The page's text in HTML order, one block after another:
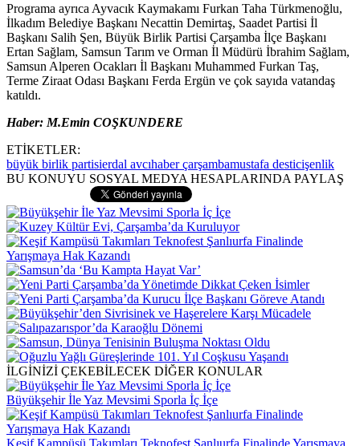
Programa ayrıca Ayvacık Kaymakamı Furkan Taha Türkmenoğlu,
İlkadım Belediye Başkanı Necattin Demirtaş, Saadet Partisi İl
Başkanı Salih Şen, Büyük Birlik Partisi Çarşamba İlçe Başkanı
Ertan Sağlam, Samsun Tarım ve Orman İl Müdürü İbrahim Sağlam,
Samsun Alperen Ocakları İl Başkanı Muhammed Furkan Taş,
Terme Ziraat Odası Başkanı Ferda Ergün ve çok sayıda vatandaş
katıldı.
Haber: M.Emin COŞKUNDERE
ETİKETLER:
büyük birlik partisierdal avcıhaber çarşambamustafa desticişenlik
BU KONUYU SOSYAL MEDYA HESAPLARINDA PAYLAŞ
İLGİNİZİ ÇEKEBİLECEK DİĞER KONULAR
Büyükşehir İle Yaz Mevsimi Sporla İç İçe
Keşif Kampüsü Takımları Teknofest Şanlıurfa Finalinde Yarışmaya